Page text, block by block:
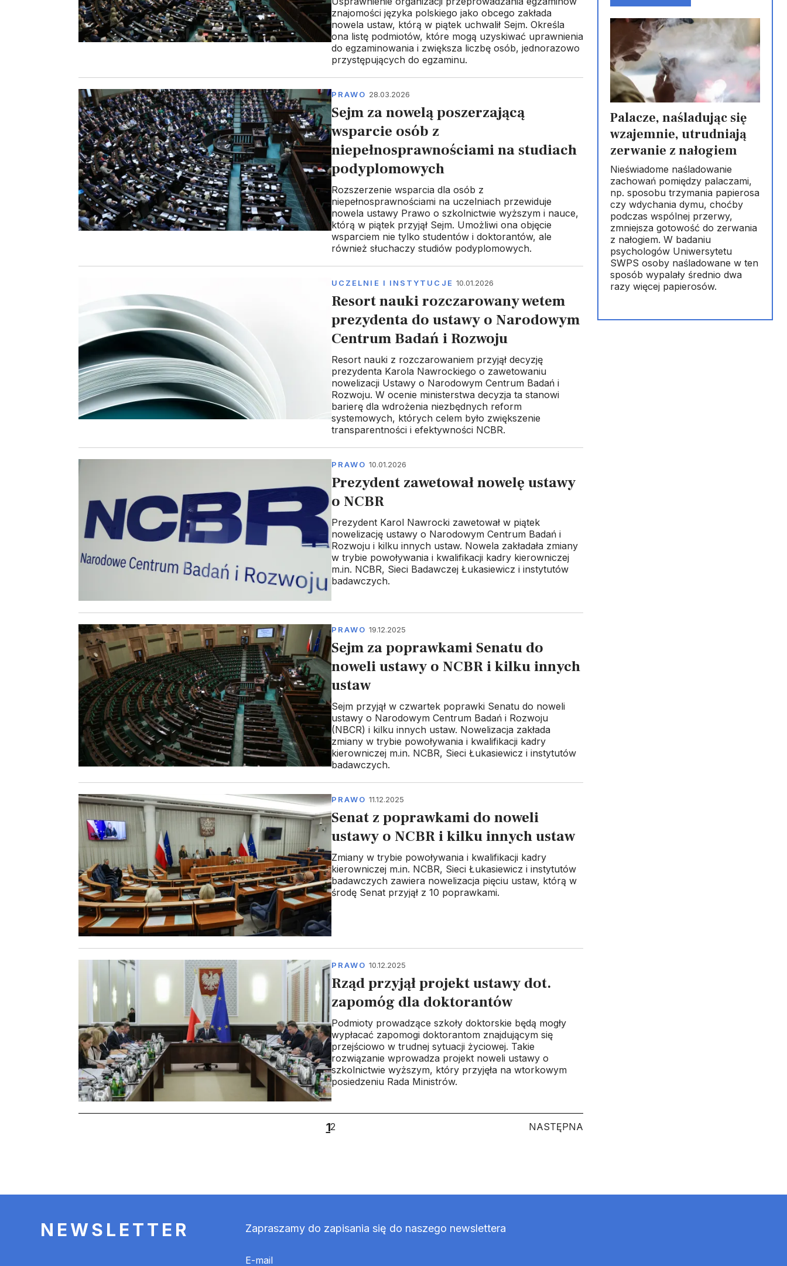
znajomości języka polskiego jako obcego zakłada
nowela ustaw, którą w piątek uchwalił Sejm. Określa
ona listę podmiotów, które mogą uzyskiwać uprawnienia
do egzaminowania i zwiększa liczbę osób, jednorazowo
przystępujących do egzaminu.
PRAWO 28.03.2026
Sejm za nowelą poszerzającą
wsparcie osób z
niepełnosprawnościami na studiach
podyplomowych
Rozszerzenie wsparcia dla osób z
niepełnosprawnościami na uczelniach przewiduje
nowela ustawy Prawo o szkolnictwie wyższym i nauce,
którą w piątek przyjął Sejm. Umożliwi ona objęcie
wsparciem nie tylko studentów i doktorantów, ale
również słuchaczy studiów podyplomowych.
UCZELNIE I INSTYTUCJE 10.01.2026
Resort nauki rozczarowany wetem
prezydenta do ustawy o Narodowym
Centrum Badań i Rozwoju
Resort nauki z rozczarowaniem przyjął decyzję
prezydenta Karola Nawrockiego o zawetowaniu
nowelizacji Ustawy o Narodowym Centrum Badań i
Rozwoju. W ocenie ministerstwa decyzja ta stanowi
barierę dla wdrożenia niezbędnych reform
systemowych, których celem było zwiększenie
transparentności i efektywności NCBR.
PRAWO 10.01.2026
Prezydent zawetował nowelę ustawy
o NCBR
Prezydent Karol Nawrocki zawetował w piątek
nowelizację ustawy o Narodowym Centrum Badań i
Rozwoju i kilku innych ustaw. Nowela zakładała zmiany
w trybie powoływania i kwalifikacji kadry kierowniczej
m.in. NCBR, Sieci Badawczej Łukasiewicz i instytutów
badawczych.
PRAWO 19.12.2025
Sejm za poprawkami Senatu do
noweli ustawy o NCBR i kilku innych
ustaw
Sejm przyjął w czwartek poprawki Senatu do noweli
ustawy o Narodowym Centrum Badań i Rozwoju
(NBCR) i kilku innych ustaw. Nowelizacja zakłada
zmiany w trybie powoływania i kwalifikacji kadry
kierowniczej m.in. NCBR, Sieci Łukasiewicz i instytutów
badawczych.
PRAWO 11.12.2025
Senat z poprawkami do noweli
ustawy o NCBR i kilku innych ustaw
Zmiany w trybie powoływania i kwalifikacji kadry
kierowniczej m.in. NCBR, Sieci Łukasiewicz i instytutów
badawczych zawiera nowelizacja pięciu ustaw, którą w
środę Senat przyjął z 10 poprawkami.
PRAWO 10.12.2025
Rząd przyjął projekt ustawy dot.
zapomóg dla doktorantów
Podmioty prowadzące szkoły doktorskie będą mogły
wypłacać zapomogi doktorantom znajdującym się
przejściowo w trudnej sytuacji życiowej. Takie
rozwiązanie wprowadza projekt noweli ustawy o
szkolnictwie wyższym, który przyjęła na wtorkowym
posiedzeniu Rada Ministrów.
12 NASTĘPNA
NASTĘPNA
Palacze, naśladując się
wzajemnie, utrudniają
zerwanie z nałogiem
Nieświadome naśladowanie
zachowań pomiędzy palaczami,
np. sposobu trzymania papierosa
czy wdychania dymu, choćby
podczas wspólnej przerwy,
zmniejsza gotowość do zerwania
z nałogiem. W badaniu
psychologów Uniwersytetu
SWPS osoby naśladowane w ten
sposób wypalały średnio dwa
razy więcej papierosów.
NEWSLETTER Zapraszamy do zapisania się do naszego newslettera
E-mail